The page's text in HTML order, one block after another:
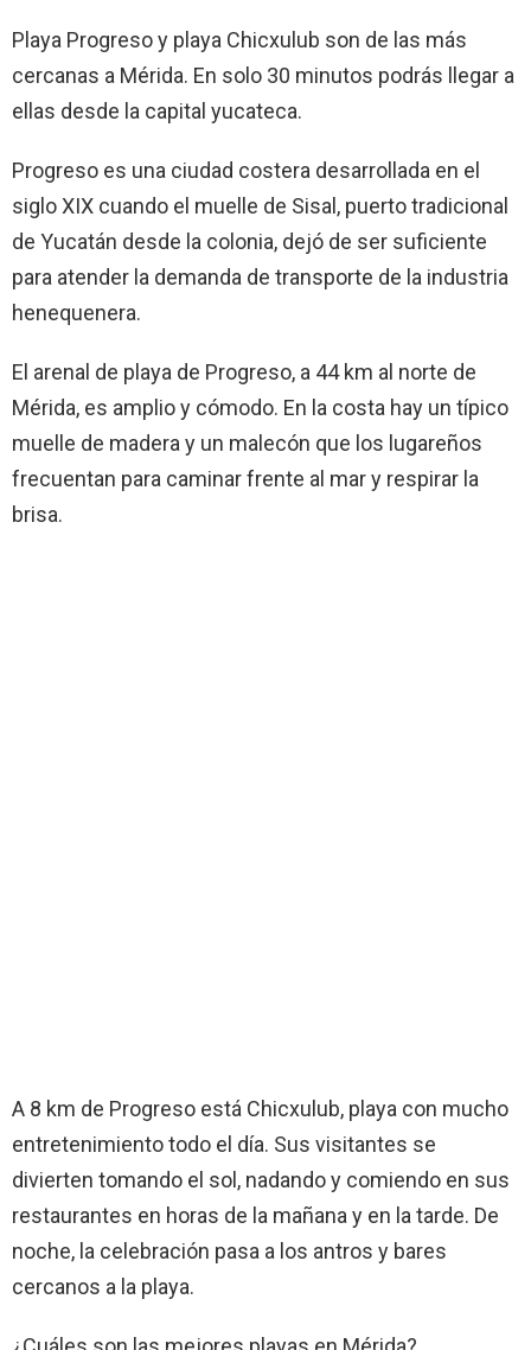
Playa Progreso y playa Chicxulub son de las más
cercanas a Mérida. En solo 30 minutos podrás llegar a
ellas desde la capital yucateca.
Progreso es una ciudad costera desarrollada en el
siglo XIX cuando el muelle de Sisal, puerto tradicional
de Yucatán desde la colonia, dejó de ser suficiente
para atender la demanda de transporte de la industria
henequenera.
El arenal de playa de Progreso, a 44 km al norte de
Mérida, es amplio y cómodo. En la costa hay un típico
muelle de madera y un malecón que los lugareños
frecuentan para caminar frente al mar y respirar la
brisa.
A 8 km de Progreso está Chicxulub, playa con mucho
entretenimiento todo el día. Sus visitantes se
divierten tomando el sol, nadando y comiendo en sus
restaurantes en horas de la mañana y en la tarde. De
noche, la celebración pasa a los antros y bares
cercanos a la playa.